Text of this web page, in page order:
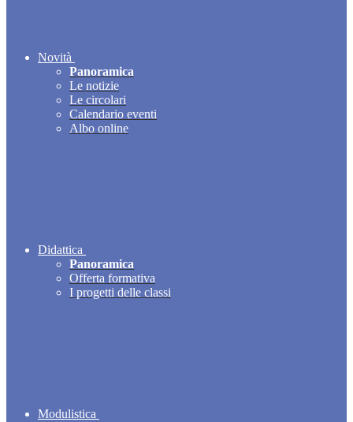
Novità
Panoramica
Le notizie
Le circolari
Calendario eventi
Albo online
Didattica
Panoramica
Offerta formativa
I progetti delle classi
Modulistica